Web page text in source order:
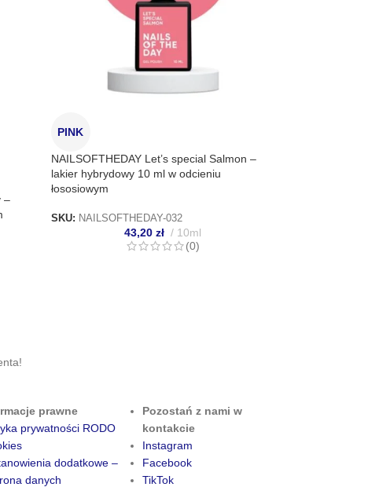
–
PINK
NAILSOFTHEDAY Let’s special Salmon –
lakier hybrydowy 10 ml w odcieniu
łososiowym
SKU: NAILSOFTHEDAY-032
43,20zł
10ml
(0)
prawne
prywatności RODO
dodatkowe –
danych
Pozostań z nami w
kontakcie
Instagram
Facebook
TikTok